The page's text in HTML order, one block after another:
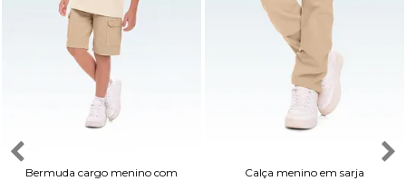
Bermuda cargo menino com
Calça menino em sarja